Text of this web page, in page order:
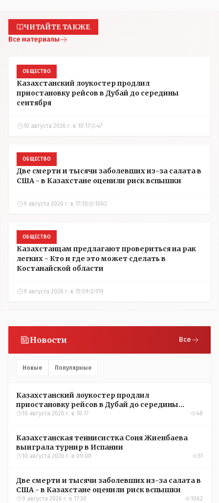
ЧИТАЙТЕ ТАКЖЕ
Все материалы
ОБЩЕСТВО
Казахстанский лоукостер продлил
приостановку рейсов в Дубай до середины
сентября
10 августа 2026 г. в 10:17 47
ОБЩЕСТВО
Две смерти и тысячи заболевших из-за салата в
США - в Казахстане оценили риск вспышки
9 августа 2026 г. в 17:30 1062
ОБЩЕСТВО
Казахстанцам предлагают провериться на рак
легких - Кто и где это может сделать в
Костанайской области
9 августа 2026 г. в 15:59 519
Новости Все
Новые Популярные
Казахстанский лоукостер продлил
приостановку рейсов в Дубай до середины
сентября
10 августа 2026 г. в 10:17 48
Казахстанская теннисистка Соня Жиенбаева
выиграла турнир в Испании
10 августа 2026 г. в 09:08 51
Две смерти и тысячи заболевших из-за салата в
США - в Казахстане оценили риск вспышки
9 августа 2026 г. в 17:30 1062